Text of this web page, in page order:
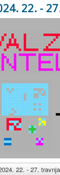
22. -
22. - 27.